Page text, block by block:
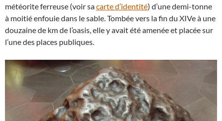
météorite ferreuse (voir sacarte d’identité) d’une demi-tonne
à moitié enfouie dans le sable. Tombée vers la fin du XIVe à une
douzaine de km de l’oasis, elle y avait été amenée et placée sur
l’une des places publiques.